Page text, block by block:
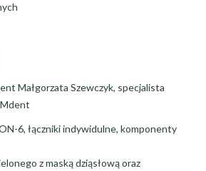
Małgorzata Szewczyk, specjalista
6, łączniki indywidulne, komponenty
z maską dziąsłową oraz